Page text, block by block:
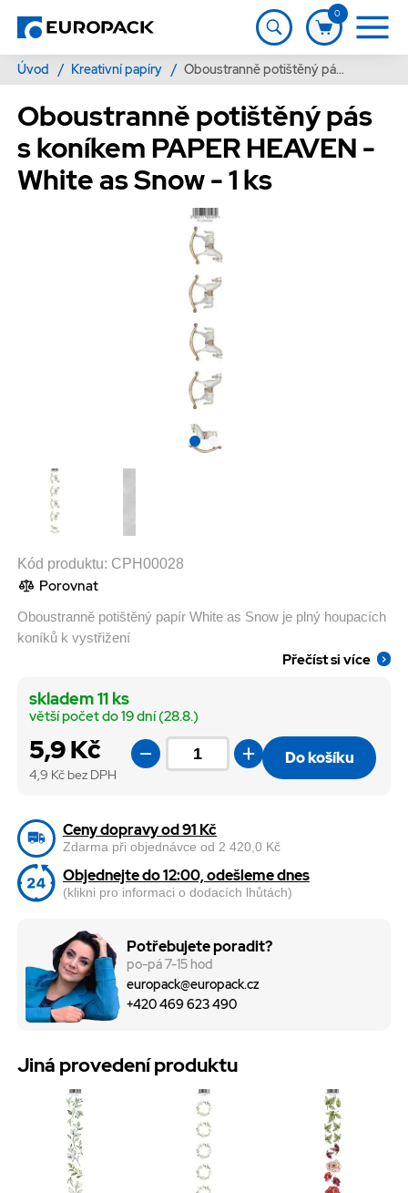
0
Úvod / Kreativní papíry / Oboustranně potištěný pás s koníkem PAPER HEAVEN - White as Snow - 1 ks
Oboustranně potištěný pás
s koníkem PAPER HEAVEN -
White as Snow - 1 ks
Kód produktu: CPH00028
Porovnat
Oboustranně potištěný papír White as Snow je plný houpacích
koníků k vystřižení
Přečíst si více
5,9 Kč
4,9 Kč bez DPH
skladem 11 ks
větší počet do 19 dní (28.8.)
Do košíku
Ceny dopravy od 91 Kč
Zdarma při objednávce od 2 420,0 Kč
Objednejte do 12:00, odešleme dnes
(klikni pro informaci o dodacích lhůtách)
Potřebujete poradit?
po-pá 7-15 hod
europack@europack.cz
+420 469 623 490
Jiná provedení produktu